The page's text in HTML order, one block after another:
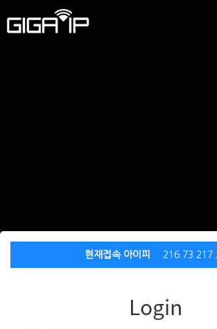
현재접속 아이피
Login